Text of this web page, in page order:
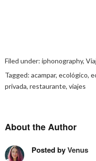
Filed under: iphonography,
Tagged: acampar, ecológico,
privada, restaurante, viajes
About the Author
Posted byVenus